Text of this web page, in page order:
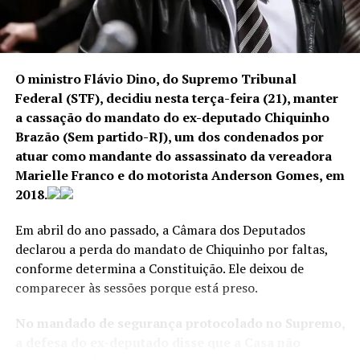
O ministro Flávio Dino, do Supremo Tribunal
Federal (STF), decidiu nesta terça-feira (21), manter
a cassação do mandato do ex-deputado Chiquinho
Brazão (Sem partido-RJ), um dos condenados por
atuar como mandante do assassinato da vereadora
Marielle Franco e do motorista Anderson Gomes, em
2018.
Em abril do ano passado, a Câmara dos Deputados
declarou a perda do mandato de Chiquinho por faltas,
conforme determina a Constituição. Ele deixou de
comparecer às sessões porque está preso.
No mandado de segurança protocolado no Supremo,